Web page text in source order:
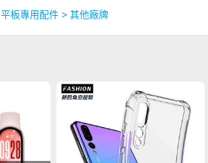
平板專用配件 > 其他廠牌